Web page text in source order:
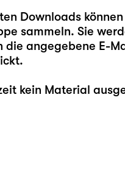
Downloads können
sammeln. Sie
die angegebene E-
kein Material